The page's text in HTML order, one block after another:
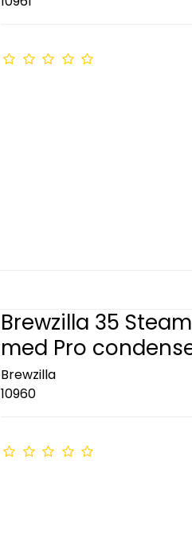
Brewzilla 35
med Pro
Brewzilla
10960